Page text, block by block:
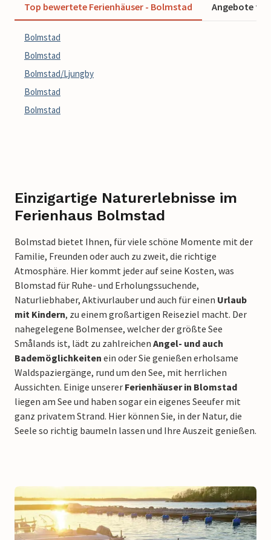
Top bewertete Ferienhäuser - Bolmstad Angebote für
Bolmstad
Bolmstad
Bolmstad/Ljungby
Bolmstad
Bolmstad
Einzigartige Naturerlebnisse im
Ferienhaus Bolmstad
Bolmstad bietet Ihnen, für viele schöne Momente mit der
Familie, Freunden oder auch zu zweit, die richtige
Atmosphäre. Hier kommt jeder auf seine Kosten, was
Blomstad für Ruhe- und Erholungssuchende,
Naturliebhaber, Aktivurlauber und auch für einen Urlaub
mit Kindern, zu einem großartigen Reiseziel macht. Der
nahegelegene Bolmensee, welcher der größte See
Smålands ist, lädt zu zahlreichen Angel- und auch
Bademöglichkeiten ein oder Sie genießen erholsame
Waldspaziergänge, rund um den See, mit herrlichen
Aussichten. Einige unserer Ferienhäuser in Blomstad
liegen am See und haben sogar ein eigenes Seeufer mit
ganz privatem Strand. Hier können Sie, in der Natur, die
Seele so richtig baumeln lassen und Ihre Auszeit genießen.